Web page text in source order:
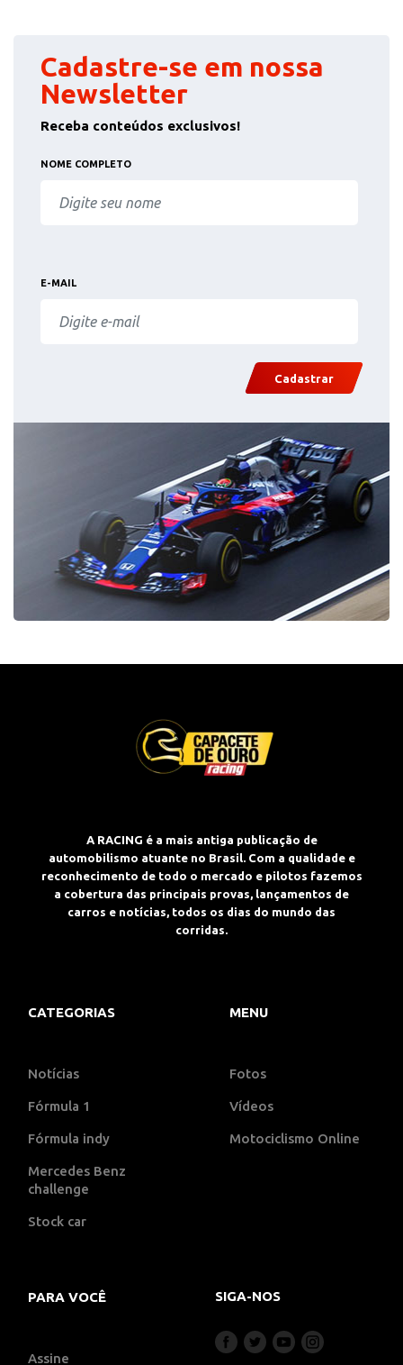
Cadastre-se em nossa
Newsletter
Receba conteúdos exclusivos!
NOME COMPLETO
E-MAIL
Cadastrar
A RACING é a mais antiga publicação de
automobilismo atuante no Brasil. Com a qualidade e
reconhecimento de todo o mercado e pilotos fazemos
a cobertura das principais provas, lançamentos de
carros e notícias, todos os dias do mundo das
corridas.
CATEGORIAS
Notícias
Fórmula 1
Fórmula indy
Mercedes Benz
challenge
Stock car
MENU
Fotos
Vídeos
Motociclismo Online
PARA VOCÊ
Assine
SIGA-NOS